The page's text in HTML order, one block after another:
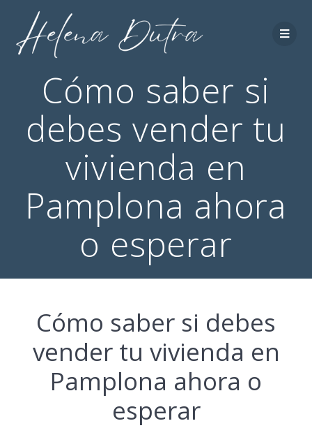
Cómo saber si
debes vender tu
vivienda en
Pamplona ahora
o esperar
Cómo saber si debes
vender tu vivienda en
Pamplona ahora o
esperar